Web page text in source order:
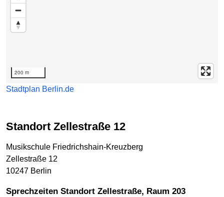
200 m
Stadtplan Berlin.de
Standort Zellestraße 12
Musikschule Friedrichshain-Kreuzberg
Zellestraße 12
10247 Berlin
Sprechzeiten Standort Zellestraße, Raum 203